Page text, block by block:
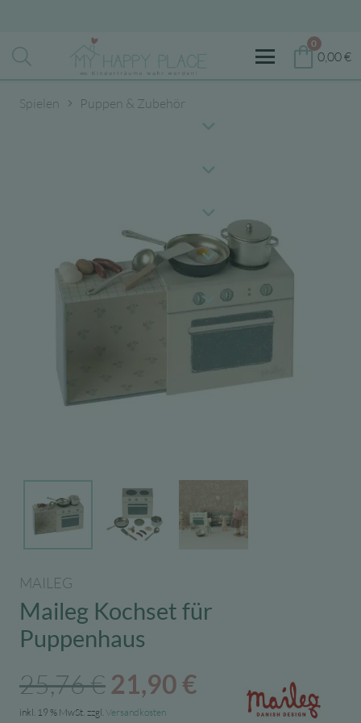
0
0,00€
Spielen Puppen & Zubehör
MAILEG
Maileg Kochset für
Puppenhaus
25,76€ Ursprünglicher
Preis
21,90 € Aktueller
Preis
inkl. 19 % MwSt. zzgl. Versandkosten